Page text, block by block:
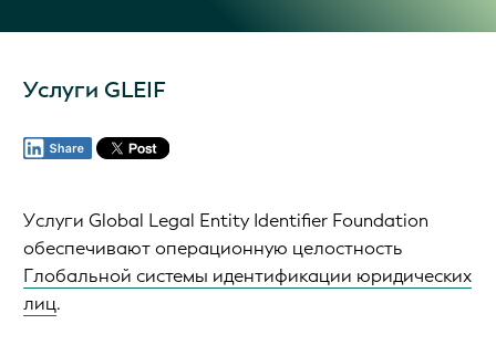
Услуги GLEIF
Услуги Global Legal Entity Identifier Foundation
обеспечивают операционную целостность
Глобальной системы идентификации юридических
лиц.